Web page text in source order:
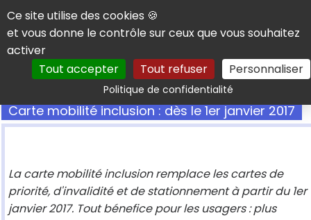
Panneau de gestion des cookies
Ce site utilise des cookies 🍪
et vous donne le contrôle sur ceux que vous souhaitez
activer
Tout accepter
Tout refuser Personnaliser
Politique de confidentialitéRechercher
Carte mobilité inclusion : dès le 1er janvier 2017
La carte mobilité inclusion remplace les cartes de
priorité, d'invalidité et de stationnement à partir du 1er
janvier 2017. Tout bénefice pour les usagers : plus